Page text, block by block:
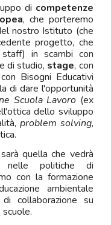
di competenze
, che porteremo
nostro Istituto (che
progetto, che
in scambi con
di studio, stage, con
Bisogni Educativi
di dare l'opportunità
Scuola Lavoro (ex
dello sviluppo
problem solving,
quella che vedrà
nelle politiche di
con la formazione
ambientale
collaborazione su